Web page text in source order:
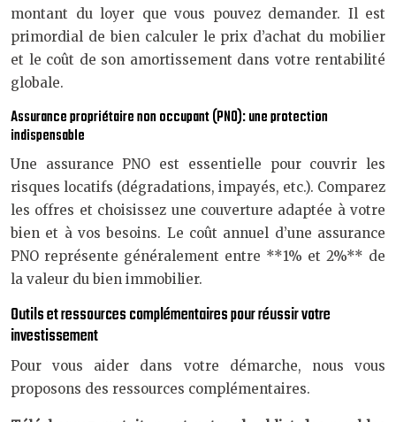
montant du loyer que vous pouvez demander. Il est
primordial de bien calculer le prix d’achat du mobilier
et le coût de son amortissement dans votre rentabilité
globale.
Assurance propriétaire non occupant (PNO): une protection
indispensable
Une assurance PNO est essentielle pour couvrir les
risques locatifs (dégradations, impayés, etc.). Comparez
les offres et choisissez une couverture adaptée à votre
bien et à vos besoins. Le coût annuel d’une assurance
PNO représente généralement entre **1% et 2%** de
la valeur du bien immobilier.
Outils et ressources complémentaires pour réussir votre
investissement
Pour vous aider dans votre démarche, nous vous
proposons des ressources complémentaires.